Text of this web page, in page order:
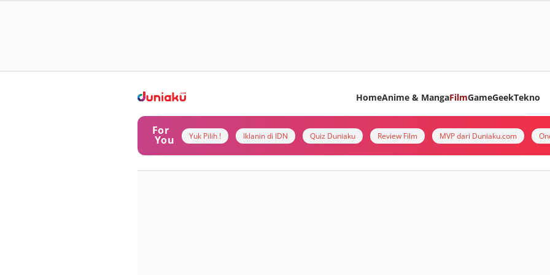
HomeAnime & MangaFilmGameGeekTekno
For
You Yuk Pilih ! Iklanin di IDN Quiz Duniaku Review Film MVP dari Duniaku.com